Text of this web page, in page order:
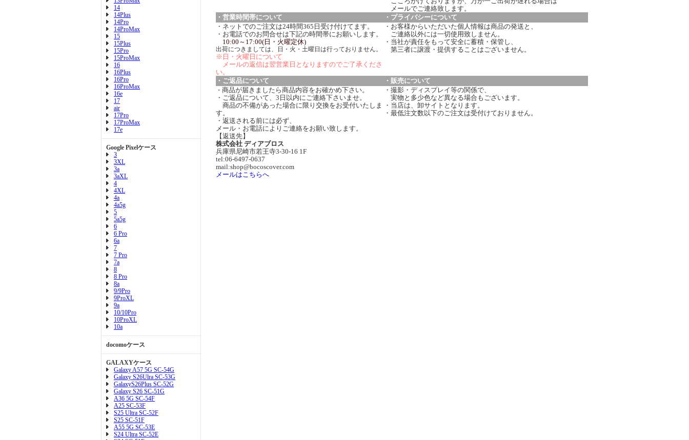
14
14Plus
14Pro
14ProMax
15
15Plus
15Pro
15ProMax
16
16Plus
16Pro
16ProMax
16e
17
air
17Pro
17ProMax
17e
Google Pixelケース
3
3XL
3a
3aXL
4
4XL
4a
4a5g
5
5a5g
6
6 Pro
6a
7
7 Pro
7a
8
8 Pro
8a
9/9Pro
9ProXL
9a
10/10Pro
10ProXL
10a
docomoケース
GALAXYケース
Galaxy A57 5G SC-54G
Galaxy S26Ulra SC-53G
GalaxyS26Plus SC-52G
Galaxy S26 SC-51G
A36 5G SC-54F
A25 SC-53F
S25 Ultra SC-52F
S25 SC-51F
A55 5G SC-53E
S24 Ultra SC-52E
メールでご連絡致します。
・営業時間帯について
・プライバシーについて
・ネットでのご注文は24時間365日受け付けてます。
・お電話でのお問合せは下記の時間帯にお願いします。
10:00～17:00(日・火曜定休)
出荷につきましては、日・火・土曜日は行っておりません。
※日・火曜日について
メールの返信は翌営業日となりますのでご了承くださ
い。
・お客様からいただいた個人情報は商品の発送と、
ご連絡以外には一切使用致しません。
・当社が責任をもって安全に蓄積・保管し、
第三者に譲渡・提供することはございません。
・ご返品について ・販売について
・ 商品が届きましたら商品内容をお確かめ下さい。
・ご返品について、3日以内にご連絡下さいませ。
商品の不備があった場合に限り交換をお受付いたしま
す。
・返送される前には必ず、
メール・お電話によりご連絡をお願い致します。
【返送先】
株式会社 ディアブロス
兵庫県尼崎市若王寺3-30-16 1F
tel:06-6497-0637
mail:shop@bocoscover.com
メールはこちらへ
・撮影・ディスプレイ等の関係で、
実物と多少色など異なる場合もございます。
・当店は、卸サイトとなります。
・最低注文数以下のご注文は受付けておりません。